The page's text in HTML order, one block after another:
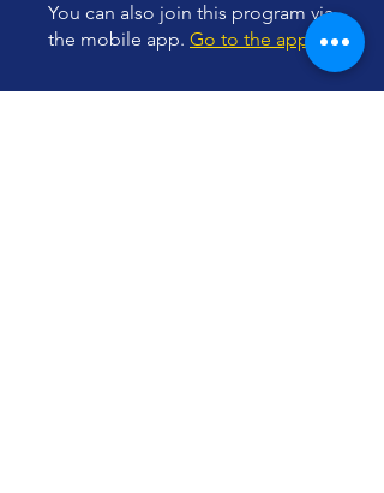
You can also join this program via
the mobile app. Go to the app